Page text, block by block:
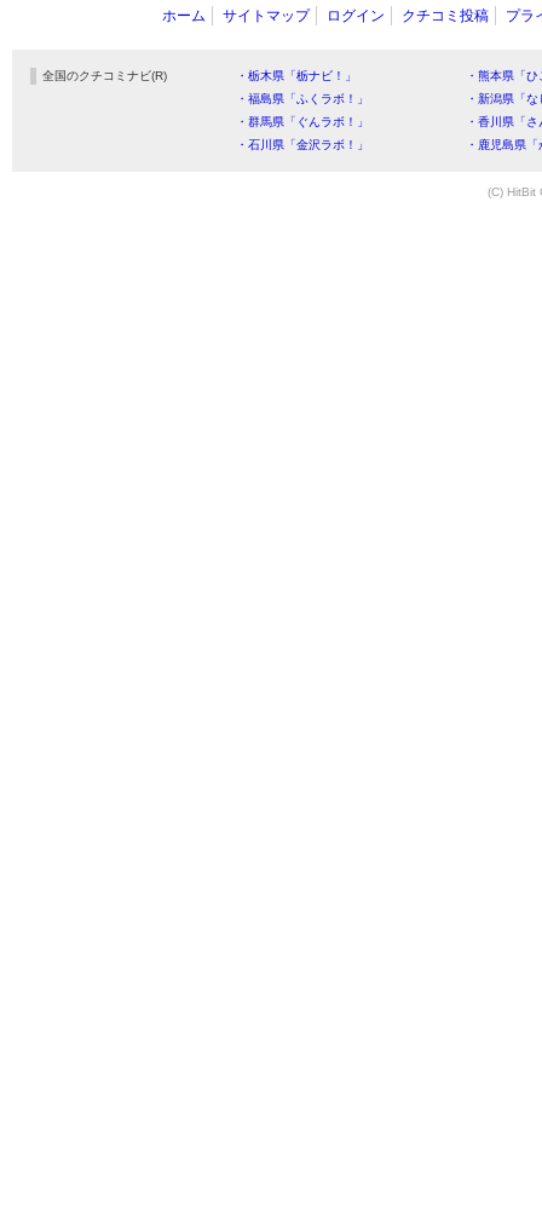
ホーム サイトマップ ログイン クチコミ投稿 プラ
全国のクチコミナビ(R) ・栃木県「栃ナビ！」
・熊本県「
・福島県「ふくラボ！」
・新潟県「
・群馬県「ぐんラボ！」
・香川県「
・石川県「金沢ラボ！」
・鹿児島県
(C) HitBit